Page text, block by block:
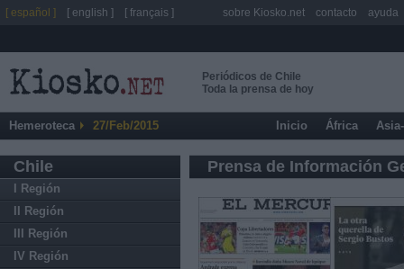
Periódicos de Chile
Toda la prensa de hoy
Hemeroteca 27/Feb/2015 Inicio África
Chile
I Región
II Región
III Región
IV Región
Prensa de Información
[ español ] [ english ] [ français ] sobre Kiosko.net contacto ayuda